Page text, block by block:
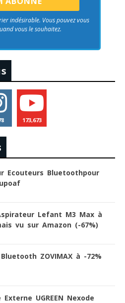
indésirable. Vous pouvez vous
vous le souhaitez.
173,673
Ecouteurs Bluetoothpour
Lefant M3 Max à
vu sur Amazon (-67%)
ZOVIMAX à -72%
UGREEN Nexode